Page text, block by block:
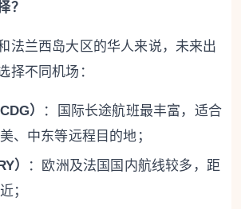
？
法兰西岛大区的华人来说，未来出
择不同机场：
）
：国际长途航班最丰富，适合
、中东等远程目的地；
）
：欧洲及法国国内航线较多，距
；